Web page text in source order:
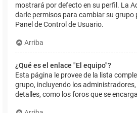
mostrará por defecto en su perfil. La
darle permisos para cambiar su grupo
Panel de Control de Usuario.
Arriba
¿Qué es el enlace "El equipo"?
Esta página le provee de la lista
grupo, incluyendo los
detalles, como los foros que se